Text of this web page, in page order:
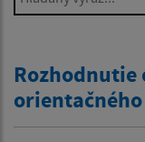
Rozhodnutie